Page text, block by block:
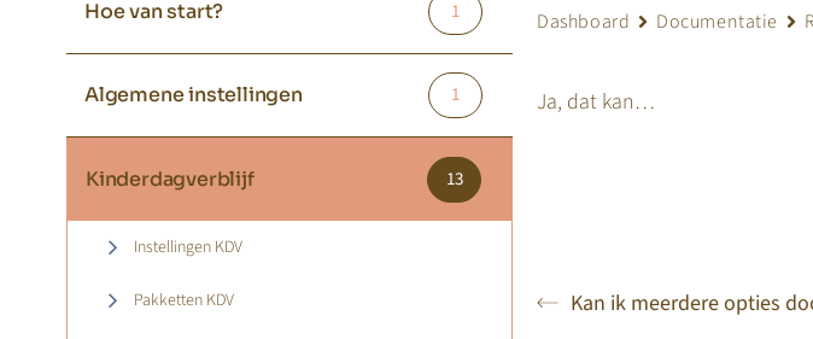
Hoe van start? 1
Algemene instellingen 1
Kinderdagverblijf 13
Instellingen KDV
Pakketten KDV
Dashboard Documentatie
Ja, dat kan…
Kan ik meerdere opties